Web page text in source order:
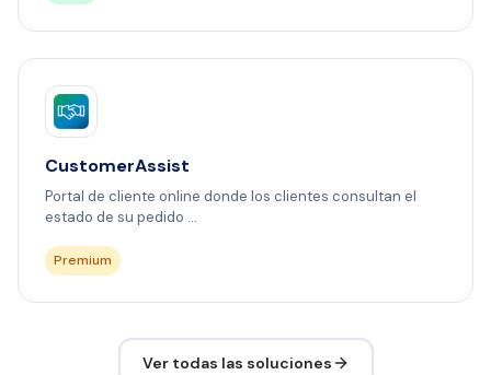
CustomerAssist
Portal de cliente online donde los clientes consultan el
estado de su pedido ...
Premium
Ver todas las soluciones